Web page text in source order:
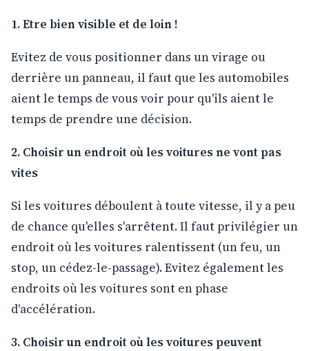
1. Etre bien visible et de loin !
Evitez de vous positionner dans un virage ou
derrière un panneau, il faut que les automobiles
aient le temps de vous voir pour qu'ils aient le
temps de prendre une décision.
2. Choisir un endroit où les voitures ne vont pas
vites
Si les voitures déboulent à toute vitesse, il y a peu
de chance qu'elles s'arrêtent. Il faut privilégier un
endroit où les voitures ralentissent (un feu, un
stop, un cédez-le-passage). Evitez également les
endroits où les voitures sont en phase
d'accélération.
3. Choisir un endroit où les voitures peuvent